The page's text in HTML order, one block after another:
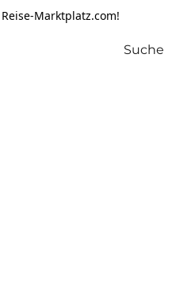
Marktplatz.com!